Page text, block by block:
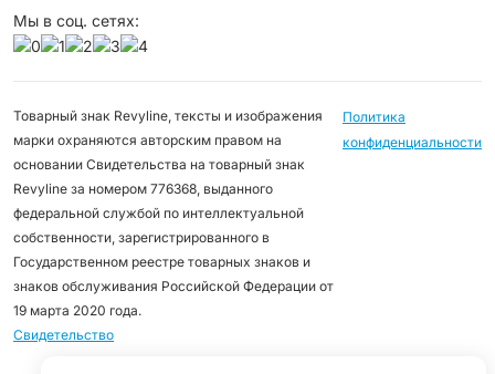
Мы в соц. сетях:
Товарный знак Revyline, тексты и изображения
марки охраняются авторским правом на
основании Свидетельства на товарный знак
Revyline за номером 776368, выданного
федеральной службой по интеллектуальной
собственности, зарегистрированного в
Государственном реестре товарных знаков и
знаков обслуживания Российской Федерации от
19 марта 2020 года.
Свидетельство
Политика
конфиденциальности